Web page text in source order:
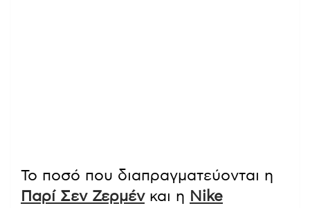
Το ποσό που διαπραγματεύονται η
Παρί Σεν Ζερμένκαι η Nike